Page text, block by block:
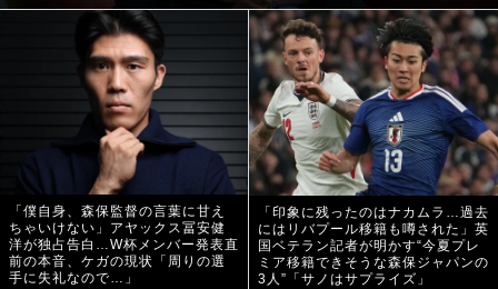
「僕自身、森保監督の言葉に甘え
ちゃいけない」アヤックス冨安健
洋が独占告白…W杯メンバー発表直
前の本音、ケガの現状「周りの選
手に失礼なので…」
「印象に残ったのはナカムラ…過去
にはリバプール移籍も噂された」英
国ベテラン記者が明かす“今夏プレ
ミア移籍できそうな森保ジャパンの
3人”「サノはサプライズ」